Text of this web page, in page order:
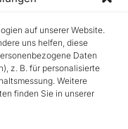
auf unserer Website.
uns helfen, diese
Daten
z. B. für personalisierte
Weitere
finden Sie in unserer